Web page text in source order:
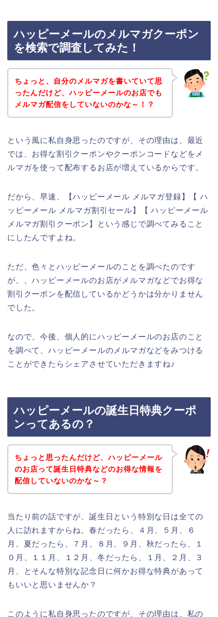
ハッピーメールのメルマガクーポン
を検索で調査してみた！
ちょっと、自分のメルマガを書いていて思
ったんだけど、ハッピーメールのお店でも
メルマガ配信をしていないのかな～！？
という風に私自身思ったのですが、その理由は、最近
では、お得な割引クーポンやクーポンコードなどをメ
ルマガを使って配布するお店が増えているからです。
だから、早速、【ハッピーメール メルマガ登録】【 ハ
ッピーメール メルマガ割引セール】【 ハッピーメール
メルマガ割引クーポン】という感じで調べてみること
にしたんですよね。
ただ、色々とハッピーメールのことを調べたのです
が、、ハッピーメールのお店がメルマガなどでお得な
割引クーポンを配信しているかどうかは分かりません
でした。
なので、今後、個人的にハッピーメールのお店のこと
を調べて、ハッピーメールのメルマガなどをみつける
ことができたらシェアさせていただきますね♪
ハッピーメールの誕生日特典クーポ
ンってあるの？
ちょっと思ったんだけど、ハッピーメール
のお店って誕生日特典などのお得な情報を
配信していないのかな～？
当たり前の話ですが、誕生日という特別な日は全ての
人に訪れますからね。春だったら、４月、５月、６
月、夏だったら、７月、８月、９月、秋だったら、１
０月、１１月、１２月、冬だったら、１月、２月、３
月、とそんな特別な記念日に何かお得な特典があって
もいいと思いませんか？
このように私自身思ったのですが、その理由は、私の